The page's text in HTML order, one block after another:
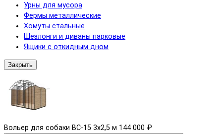
Урны для мусора
Фермы металлические
Хомуты стальные
Шезлонги и диваны парковые
Ящики с откидным дном
Закрыть
Вольер для собаки ВС-15 3х2,5 м 144 000 ₽